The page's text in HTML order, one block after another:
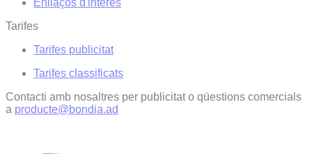
Enllaços d'interés
Tarifes
Tarifes publicitat
Tarifes classificats
Contacti amb nosaltres per publicitat o qüestions comercials
a producte@bondia.ad